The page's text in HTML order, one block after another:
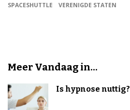
SPACESHUTTLE
VERENIGDE STATEN
Meer Vandaag in...
Is hypnose nuttig?